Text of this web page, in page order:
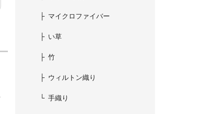
マイクロファイバー
い草
竹
ウィルトン織り
手織り